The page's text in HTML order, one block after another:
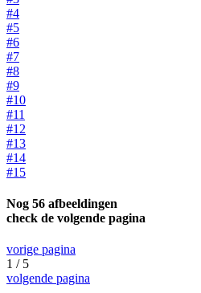
#4
#5
#6
#7
#8
#9
#10
#11
#12
#13
#14
#15
Nog 56 afbeeldingen
check de volgende pagina
vorige pagina
1 / 5
volgende pagina